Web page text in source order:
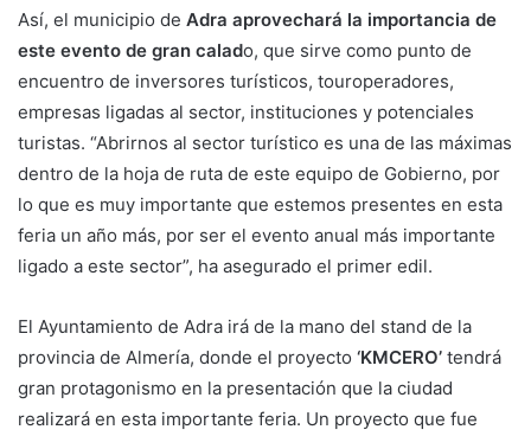
Así, el municipio de Adra aprovechará la importancia de
este evento de gran calado, que sirve como punto de
encuentro de inversores turísticos, touroperadores,
empresas ligadas al sector, instituciones y potenciales
turistas. “Abrirnos al sector turístico es una de las máximas
dentro de la hoja de ruta de este equipo de Gobierno, por
lo que es muy importante que estemos presentes en esta
feria un año más, por ser el evento anual más importante
ligado a este sector”, ha asegurado el primer edil.
El Ayuntamiento de Adra irá de la mano del stand de la
provincia de Almería, donde el proyecto ‘KMCERO’ tendrá
gran protagonismo en la presentación que la ciudad
realizará en esta importante feria. Un proyecto que fue